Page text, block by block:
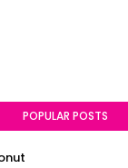
POPULAR POSTS